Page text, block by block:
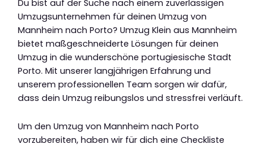
Du bist auf der Suche nach einem zuverlässigen
Umzugsunternehmen für deinen Umzug von
Mannheim nach Porto? Umzug Klein aus Mannheim
bietet maßgeschneiderte Lösungen für deinen
Umzug in die wunderschöne portugiesische Stadt
Porto. Mit unserer langjährigen Erfahrung und
unserem professionellen Team sorgen wir dafür,
dass dein Umzug reibungslos und stressfrei verläuft.
Um den Umzug von Mannheim nach Porto
vorzubereiten, haben wir für dich eine Checkliste